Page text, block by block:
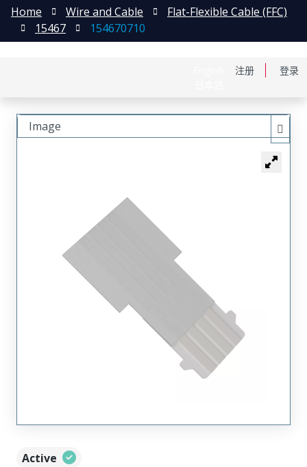
注册 登录
Home Wire and Cable
Flat-Flexible Cable (FFC)
15467
154670710
Active
Image